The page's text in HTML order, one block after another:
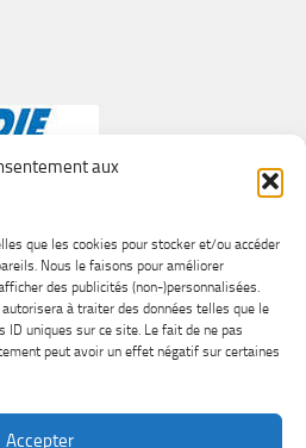
aux
que les cookies pour stocker et/ou accéder
Nous le faisons pour améliorer
des publicités (non-)personnalisées.
à traiter des données telles que le
ID uniques sur ce site. Le fait de ne pas
peut avoir un effet négatif sur certaines
Accepter